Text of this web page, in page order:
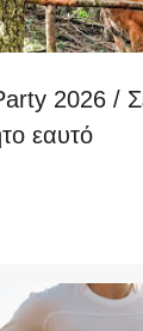
2026 /
εαυτό